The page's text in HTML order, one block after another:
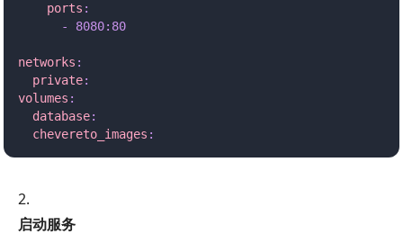
    ports
:
      -
8080:80
networks :
  private
:
volumes :
  database
:
  chevereto_images
:
启动服务